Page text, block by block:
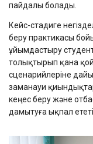
пайдалы болады.
Кейс-стадиге
беру практикасы
ұйымдастыру
толықтырып қана
сценарийлеріне
заманауи
кеңес беру және
дамытуға ықпал